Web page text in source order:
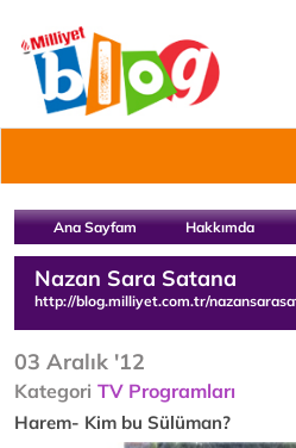
Ana Sayfam Hakkımda
Nazan Sara Satana
http://blog.milliyet.com.tr/
03 Aralık '12
Kategori TV Programları
Harem- Kim bu Sülüman?